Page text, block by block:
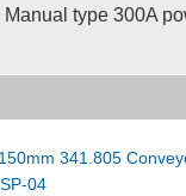
Manual type 300A
341.805
04